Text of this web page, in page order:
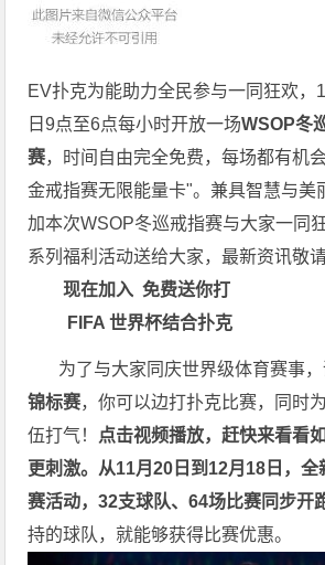
EV扑克为能助力全民参与一同狂欢，
日9点至6点每小时开放一场WSOP冬
赛，时间自由完全免费，每场都有机
金戒指赛无限能量卡"。兼具智慧与美
加本次WSOP冬巡戒指赛与大家一同
系列福利活动送给大家，最新资讯敬
现在加入免费送你打
FIFA 世界杯结合扑克
为了与大家同庆世界级体育赛事，
锦标赛，你可以边打扑克比赛，同时
伍打气！ 点击视频播放，赶快来看看
更刺激。 从11月20日到12月18日，全
赛活动，32支球队、64场比赛同步开
持的球队，就能够获得比赛优惠。